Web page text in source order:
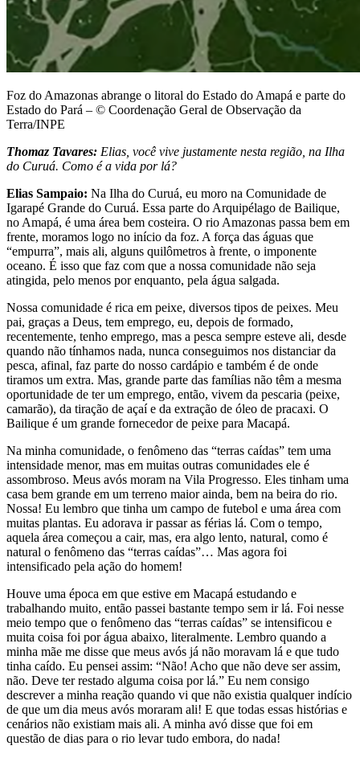
Foz do Amazonas abrange o litoral do Estado do Amapá e parte do
Estado do Pará – © Coordenação Geral de Observação da
Terra/INPE
Thomaz Tavares: Elias, você vive justamente nesta região, na Ilha
do Curuá. Como é a vida por lá?
Elias Sampaio: Na Ilha do Curuá, eu moro na Comunidade de
Igarapé Grande do Curuá. Essa parte do Arquipélago de Bailique,
no Amapá, é uma área bem costeira. O rio Amazonas passa bem em
frente, moramos logo no início da foz. A força das águas que
“empurra”, mais ali, alguns quilômetros à frente, o imponente
oceano. É isso que faz com que a nossa comunidade não seja
atingida, pelo menos por enquanto, pela água salgada.
Nossa comunidade é rica em peixe, diversos tipos de peixes. Meu
pai, graças a Deus, tem emprego, eu, depois de formado,
recentemente, tenho emprego, mas a pesca sempre esteve ali, desde
quando não tínhamos nada, nunca conseguimos nos distanciar da
pesca, afinal, faz parte do nosso cardápio e também é de onde
tiramos um extra. Mas, grande parte das famílias não têm a mesma
oportunidade de ter um emprego, então, vivem da pescaria (peixe,
camarão), da tiração de açaí e da extração de óleo de pracaxi. O
Bailique é um grande fornecedor de peixe para Macapá.
Na minha comunidade, o fenômeno das “terras caídas” tem uma
intensidade menor, mas em muitas outras comunidades ele é
assombroso. Meus avós moram na Vila Progresso. Eles tinham uma
casa bem grande em um terreno maior ainda, bem na beira do rio.
Nossa! Eu lembro que tinha um campo de futebol e uma área com
muitas plantas. Eu adorava ir passar as férias lá. Com o tempo,
aquela área começou a cair, mas, era algo lento, natural, como é
natural o fenômeno das “terras caídas”… Mas agora foi
intensificado pela ação do homem!
Houve uma época em que estive em Macapá estudando e
trabalhando muito, então passei bastante tempo sem ir lá. Foi nesse
meio tempo que o fenômeno das “terras caídas” se intensificou e
muita coisa foi por água abaixo, literalmente. Lembro quando a
minha mãe me disse que meus avós já não moravam lá e que tudo
tinha caído. Eu pensei assim: “Não! Acho que não deve ser assim,
não. Deve ter restado alguma coisa por lá.” Eu nem consigo
descrever a minha reação quando vi que não existia qualquer indício
de que um dia meus avós moraram ali! E que todas essas histórias e
cenários não existiam mais ali. A minha avó disse que foi em
questão de dias para o rio levar tudo embora, do nada!